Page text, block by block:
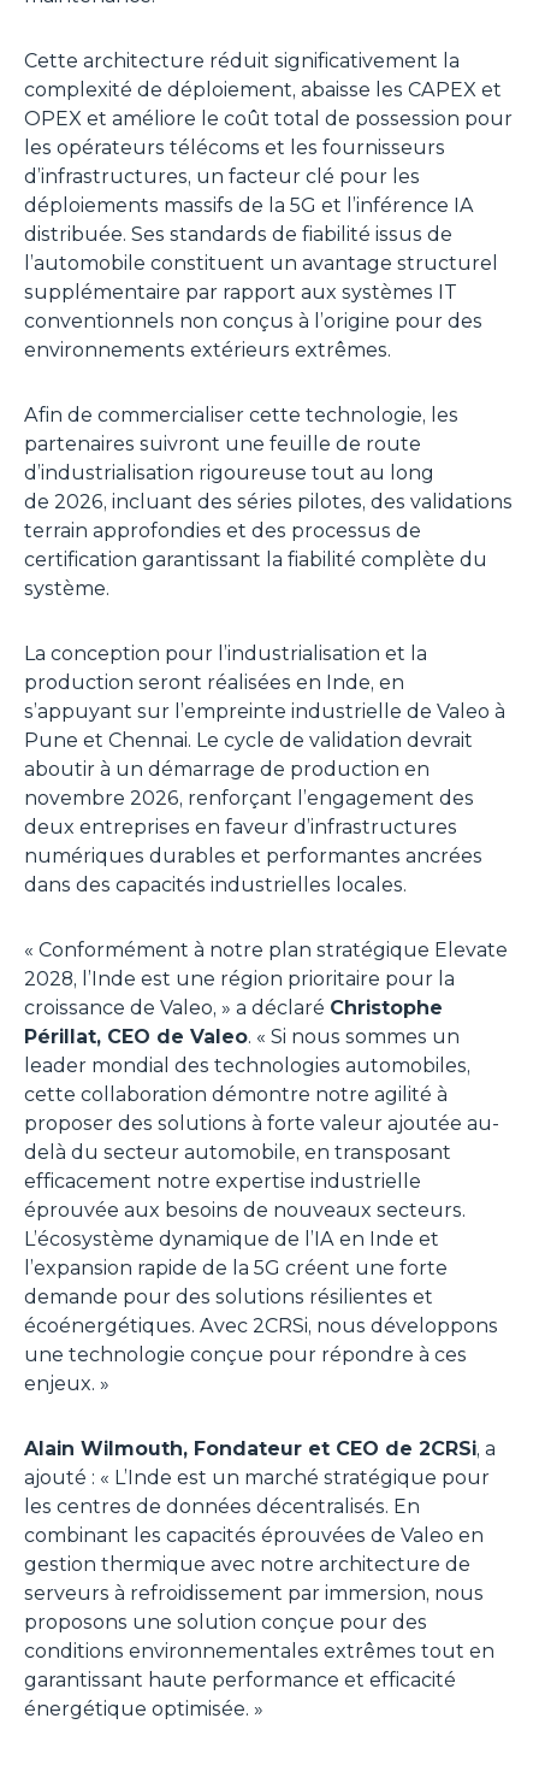
Cette architecture réduit significativement la
complexité de déploiement, abaisse les CAPEX et
OPEX et améliore le coût total de possession pour
les opérateurs télécoms et les fournisseurs
d’infrastructures, un facteur clé pour les
déploiements massifs de la 5G et l’inférence IA
distribuée. Ses standards de fiabilité issus de
l’automobile constituent un avantage structurel
supplémentaire par rapport aux systèmes IT
conventionnels non conçus à l’origine pour des
environnements extérieurs extrêmes.
Afin de commercialiser cette technologie, les
partenaires suivront une feuille de route
d’industrialisation rigoureuse tout au long
de 2026, incluant des séries pilotes, des validations
terrain approfondies et des processus de
certification garantissant la fiabilité complète du
système.
La conception pour l’industrialisation et la
production seront réalisées en Inde, en
s’appuyant sur l’empreinte industrielle de Valeo à
Pune et Chennai. Le cycle de validation devrait
aboutir à un démarrage de production en
novembre 2026, renforçant l’engagement des
deux entreprises en faveur d’infrastructures
numériques durables et performantes ancrées
dans des capacités industrielles locales.
« Conformément à notre plan stratégique Elevate
2028, l’Inde est une région prioritaire pour la
croissance de Valeo, » a déclaré Christophe
Périllat, CEO de Valeo. « Si nous sommes un
leader mondial des technologies automobiles,
cette collaboration démontre notre agilité à
proposer des solutions à forte valeur ajoutée au-
delà du secteur automobile, en transposant
efficacement notre expertise industrielle
éprouvée aux besoins de nouveaux secteurs.
L’écosystème dynamique de l’IA en Inde et
l’expansion rapide de la 5G créent une forte
demande pour des solutions résilientes et
écoénergétiques. Avec 2CRSi, nous développons
une technologie conçue pour répondre à ces
enjeux. »
Alain Wilmouth, Fondateur et CEO de 2CRSi, a
ajouté : « L’Inde est un marché stratégique pour
les centres de données décentralisés. En
combinant les capacités éprouvées de Valeo en
gestion thermique avec notre architecture de
serveurs à refroidissement par immersion, nous
proposons une solution conçue pour des
conditions environnementales extrêmes tout en
garantissant haute performance et efficacité
énergétique optimisée. »